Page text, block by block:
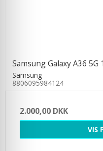
Samsung Galaxy A36 5G
Samsung
8806095984124
2.000,00 DKK
VIS